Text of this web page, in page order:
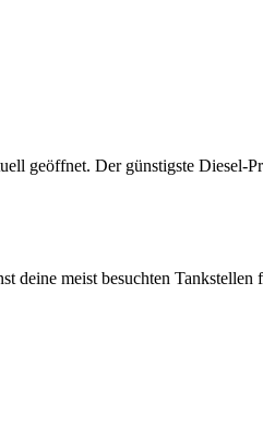
geöffnet. Der günstigste Diesel-
meist besuchten